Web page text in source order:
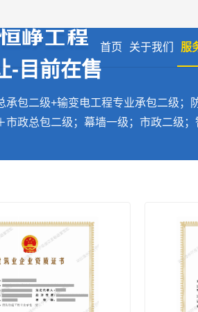
首页 关于我们 服
-目前在售
承包二级+输变电工程专业承包二级
市政总包二级；幕墙一级；市政二级